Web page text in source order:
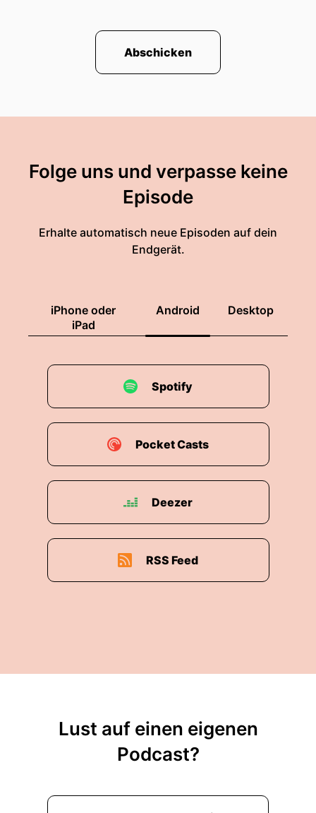
Abschicken
Folge uns und verpasse keine
Episode
Erhalte automatisch neue Episoden auf dein
Endgerät.
iPhone oder
iPad
Android Desktop
Spotify
Pocket Casts
Deezer
RSS Feed
Lust auf einen eigenen
Podcast?